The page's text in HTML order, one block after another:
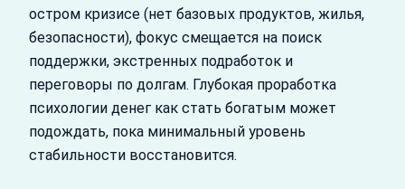
остром кризисе (нет базовых продуктов, жилья,
безопасности), фокус смещается на поиск
поддержки, экстренных подработок и
переговоры по долгам. Глубокая проработка
психологии денег как стать богатым может
подождать, пока минимальный уровень
стабильности восстановится.